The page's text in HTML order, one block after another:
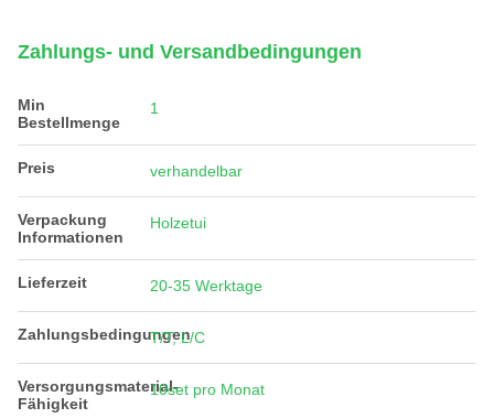
Zahlungs- und Versandbedingungen
Min
Bestellmenge
1
Preis verhandelbar
Verpackung
Informationen
Holzetui
Lieferzeit 20-35 Werktage
Zahlungsbedingungen
T/T, L/C
Versorgungsmaterial-
Fähigkeit
10set pro Monat